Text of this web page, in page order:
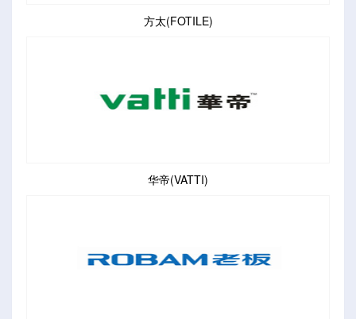
方太(FOTILE)
华帝(VATTI)